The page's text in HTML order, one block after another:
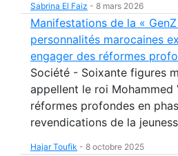
Sabrina El Faiz - 8 mars 2026
Manifestations de la «
personnalités marocaines
engager des réformes
Société - Soixante figures
appellent le roi Mohammed
réformes profondes en
revendications de la
Hajar Toufik - 8 octobre 2025